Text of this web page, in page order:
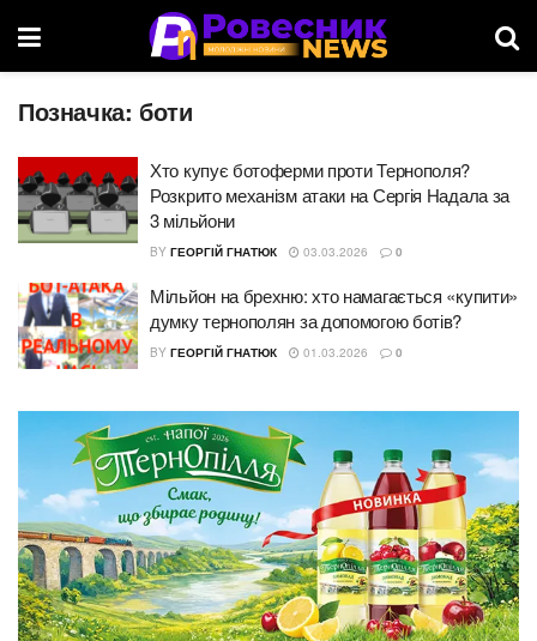
Позначка: боти
Хто купує ботоферми проти Тернополя?
Розкрито механізм атаки на Сергія Надала за
3 мільйони
BY ГЕОРГІЙ ГНАТЮК 03.03.2026 0
Мільйон на брехню: хто намагається «купити»
думку тернополян за допомогою ботів?
BY ГЕОРГІЙ ГНАТЮК 01.03.2026 0